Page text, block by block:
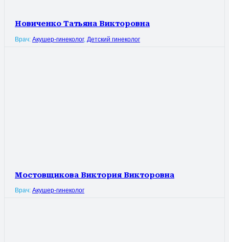
Новиченко Татьяна Викторовна
Врач: Акушер-гинеколог, Детский гинеколог
Мостовщикова Виктория Викторовна
Врач: Акушер-гинеколог